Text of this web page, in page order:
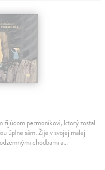
žijúcom permoníkovi, ktorý zostal
úplne sám. Žije v svojej malej
chodbami a…